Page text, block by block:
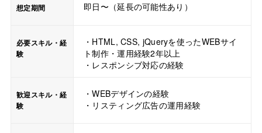
想定期間 即日〜（延長の可能性あり）
必要スキル・経
験
・HTML, CSS, jQueryを使ったWEBサイ
ト制作・運用経験2年以上
・レスポンシブ対応の経験
歓迎スキル・経
験
・WEBデザインの経験
・リスティング広告の運用経験